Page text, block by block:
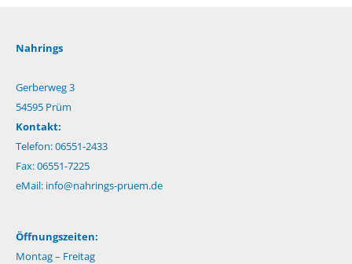
Nahrings
Gerberweg 3
54595 Prüm
Kontakt:
Telefon: 06551-2433
Fax: 06551-7225
eMail: info@nahrings-pruem.de
Öffnungszeiten:
Montag – Freitag